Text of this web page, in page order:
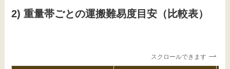
2) 重量帯ごとの運搬難易度目安（比較表）
スクロールできます